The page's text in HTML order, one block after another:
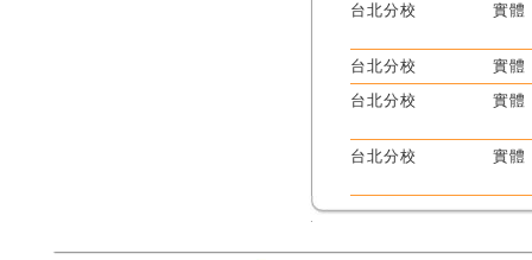
台北分校 實體
台北分校
實體
台北分校
實體
台北分校 實體